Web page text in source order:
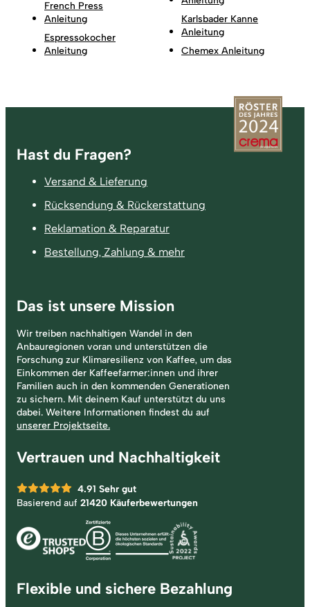
French Press
Anleitung
Espressokocher
Anleitung
Karlsbader Kanne
Anleitung
Chemex Anleitung
Fußzeile
Hast du Fragen?
Versand & Lieferung
Rücksendung & Rückerstattung
Reklamation & Reparatur
Bestellung, Zahlung & mehr
Das ist unsere Mission
Wir treiben nachhaltigen Wandel in den
Anbauregionen voran und unterstützen die
Forschung zur Klimaresilienz von Kaffee, um das
Einkommen der Kaffeefarmer:innen und ihrer
Familien auch in den kommenden Generationen
zu sichern. Mit deinem Kauf unterstützt du uns
dabei. Weitere Informationen findest du auf
unserer Projektseite.
Vertrauen und Nachhaltigkeit
4.91 Sehr gut
Basierend auf 21420 Käuferbewertungen
Flexible und sichere Bezahlung